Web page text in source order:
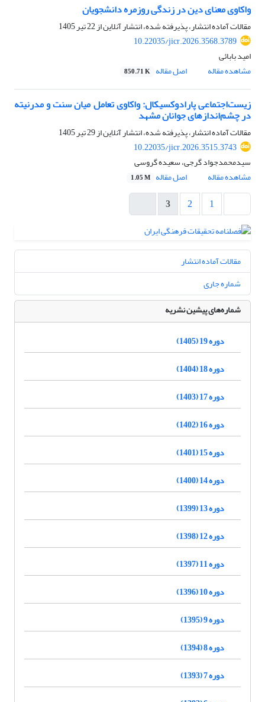
واکاوی معنای دین در زندگی روزمره دانشجویان
مقالات آماده انتشار، پذیرفته شده، انتشار آنلاین از22 تیر 1405
10.22035/jicr.2026.3568.3789
امید بابائی
مشاهده مقاله
اصل مقاله 850.71 K
زیست‌اجتماعی پارادوکسیکال: واکاوی تعامل میان سنت و مدرنیته
در چشم‌اندازهای جوانان مشهد
مقالات آماده انتشار، پذیرفته شده، انتشار آنلاین از29 تیر 1405
10.22035/jicr.2026.3515.3743
سیدمحمدجواد گرجی، سعیده گروسی
مشاهده مقاله
اصل مقاله 1.05 M
1
2
3
مقالات آماده انتشار
شماره جاری
شماره‌های پیشین نشریه
دوره 19 (1405)
دوره 18 (1404)
دوره 17 (1403)
دوره 16 (1402)
دوره 15 (1401)
دوره 14 (1400)
دوره 13 (1399)
دوره 12 (1398)
دوره 11 (1397)
دوره 10 (1396)
دوره 9 (1395)
دوره 8 (1394)
دوره 7 (1393)